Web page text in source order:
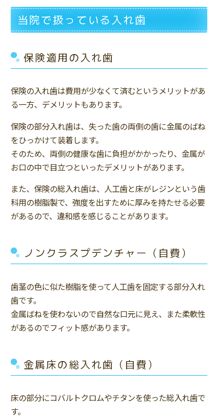
当院で扱っている入れ歯
保険適用の入れ歯
保険の入れ歯は費用が少なくて済むというメリットがあ
る一方、デメリットもあります。
保険の部分入れ歯は、失った歯の両側の歯に金属のばね
をひっかけて装着します。
そのため、両側の健康な歯に負担がかかったり、金属が
お口の中で目立つといったデメリットがあります。
また、保険の総入れ歯は、人工歯と床がレジンという歯
科用の樹脂製で、強度を出すために厚みを持たせる必要
があるので、違和感を感じることがあります。
ノンクラスプデンチャー（自費）
歯茎の色に似た樹脂を使って人工歯を固定する部分入れ
歯です。
金属ばねを使わないので自然な口元に見え、また柔軟性
があるのでフィット感があります。
金属床の総入れ歯（自費）
床の部分にコバルトクロムやチタンを使った総入れ歯で
す。